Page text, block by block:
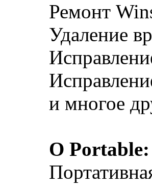
Ремонт
Удаление
и многое
О Portable: